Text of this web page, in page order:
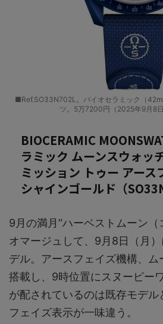
■Ref.SO33N702L。バイオセラミック（
ツ。5万7200円（2025年9月8日
BIOCERAMIC
ラミック ムーンスウォッチ
ミッション トゥー アース
シャインゴールド（
9月の満月“ハーベストムーン（
オマージュして、9月8日（月
デル。アースフェイズ機構、ム
搭載し、9時位置にスヌーピー
が配されているのは既存モデ
フェイズ表示が一味違う。